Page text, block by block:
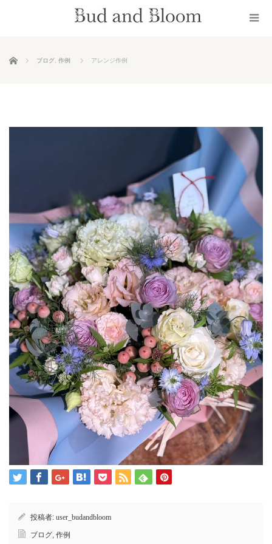
ホーム ブログ 作例 アレンジ作例
投稿者: user_budandbloom
ブログ, 作例